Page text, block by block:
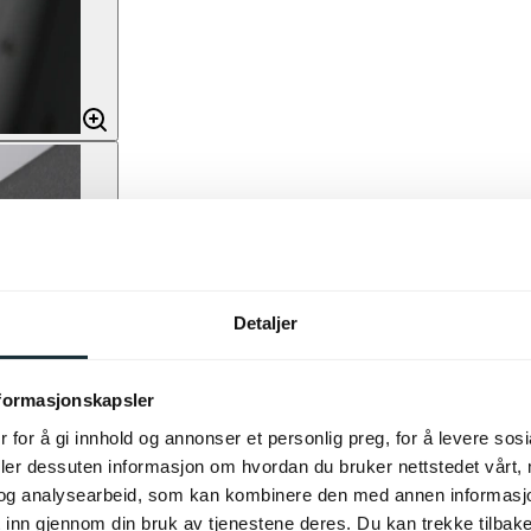
Detaljer
for å gi innhold og annonser et personlig preg, for å levere
dessuten informasjon om hvordan du bruker nettstedet vårt,
analysearbeid, som kan kombinere den med annen
gjennom din bruk av tjenestene deres. Du kan trekke